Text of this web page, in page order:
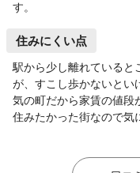
す。
住みにくい点
駅から少し離れていると
が、すこし歩かないとい
気の町だから家賃の値段
住みたかった街なので気